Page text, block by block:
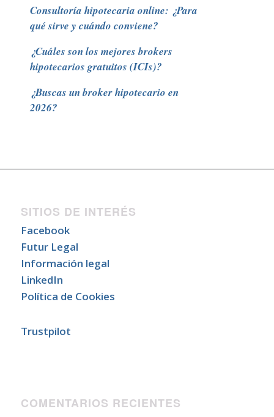
Consultoría hipotecaria online: ¿Para
qué sirve y cuándo conviene?
¿Cuáles son los mejores brokers
hipotecarios gratuitos (ICIs)?
¿Buscas un broker hipotecario en
2026?
SITIOS DE INTERÉS
Facebook
Futur Legal
Información legal
LinkedIn
Política de Cookies
Trustpilot
COMENTARIOS RECIENTES